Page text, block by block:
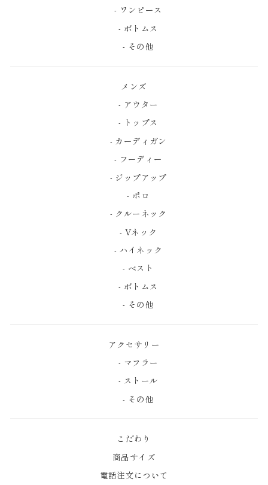
- ワンピース
- ボトムス
- その他
メンズ
- アウター
- トップス
- カーディガン
- フーディー
- ジップアップ
- ポロ
- クルーネック
- Vネック
- ハイネック
- ベスト
- ボトムス
- その他
アクセサリー
- マフラー
- ストール
- その他
こだわり
商品サイズ
電話注文について